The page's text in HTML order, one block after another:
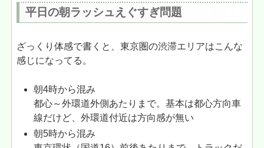
平日の朝ラッシュえぐすぎ問題
ざっくり体感で書くと、東京圏の渋滞エリアはこんな
感じになってる。
朝4時から混み
都心～外環道外側あたりまで。基本は都心方向車
線だけど、外環道付近は方向感が無い
朝5時から混み